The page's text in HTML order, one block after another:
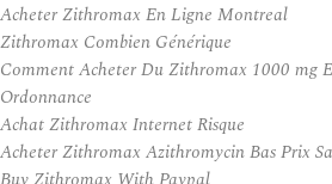
Acheter Zithromax En Ligne Montreal
Zithromax Combien Générique
Comment Acheter Du Zithromax 1000 mg
Ordonnance
Achat Zithromax Internet Risque
Acheter Zithromax Azithromycin Bas Prix